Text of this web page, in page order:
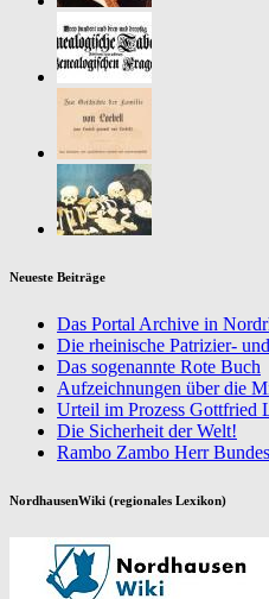
Neueste Beiträge
Das Portal Archive in
Die rheinische Patrizier-
Das sogenannte Rote Buch
Aufzeichnungen über die
Urteil im Prozess Gottfried
Die Sicherheit der Welt!
Rambo Zambo Herr
NordhausenWiki (regionales Lexikon)